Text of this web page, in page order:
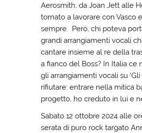
Aerosmith, da Joan Jett alle
tornato a lavorare con Vasco
sempre. Però, chi poteva
grandi arrangiamenti vocali
cantare insieme al re della
a fianco del Boss? In Italia ce
gli arrangiamenti vocali su
rifiutare: entrare nella mitica
progetto, ho creduto in lui e
Sabato 12 ottobre 2024 alle
serata di puro rock targato